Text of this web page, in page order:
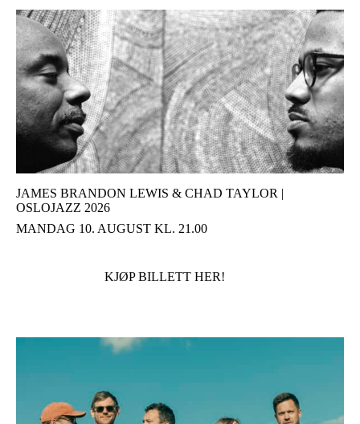
JAMES BRANDON LEWIS & CHAD TAYLOR |
OSLOJAZZ 2026
MANDAG 10. AUGUST KL. 21.00
KJØP BILLETT HER!